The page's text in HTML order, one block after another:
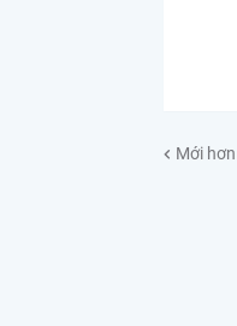
Mới hơn